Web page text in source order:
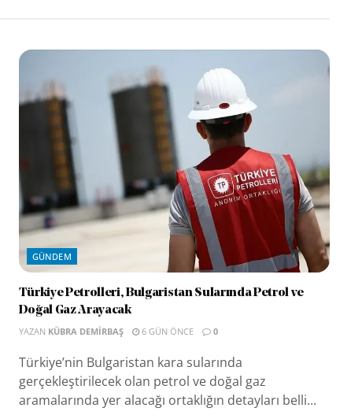
GÜNDEM
Türkiye Petrolleri, Bulgaristan Sularında Petrol ve
Doğal Gaz Arayacak
YAZAN KÜBRA DEMIRBAŞ 6 GÜN ÖNCE 0
Türkiye’nin Bulgaristan kara sularında
gerçekleştirilecek olan petrol ve doğal gaz
aramalarında yer alacağı ortaklığın detayları belli...